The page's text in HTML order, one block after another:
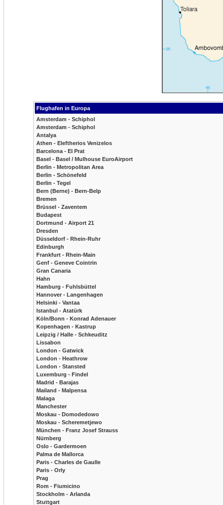
Flughafen in Europa
Amsterdam - Schiphol
Amsterdam - Schiphol
Antalya
Athen - Eleftherios Venizelos
Barcelona - El Prat
Basel - Basel / Mulhouse EuroAirport
Berlin - Metropolitan Area
Berlin - Schönefeld
Berlin - Tegel
Bern (Berne) - Bern-Belp
Bremen
Brüssel - Zaventem
Budapest
Dortmund - Airport 21
Dresden
Düsseldorf - Rhein-Ruhr
Edinburgh
Frankfurt - Rhein-Main
Genf - Geneve Cointrin
Gran Canaria
Hahn
Hamburg - Fuhlsbüttel
Hannover - Langenhagen
Helsinki - Vantaa
Istanbul - Atatürk
Köln/Bonn - Konrad Adenauer
Kopenhagen - Kastrup
Leipzig / Halle - Schkeuditz
Lissabon
London - Gatwick
London - Heathrow
London - Stansted
Luxemburg - Findel
Madrid - Barajas
Mailand - Malpensa
Malaga
Manchester
Moskau - Domodedowo
Moskau - Scheremetjewo
München - Franz Josef Strauss
Nürnberg
Oslo - Gardermoen
Palma de Mallorca
Paris - Charles de Gaulle
Paris - Orly
Prag
Rom - Fiumicino
Stockholm - Arlanda
Stuttgart